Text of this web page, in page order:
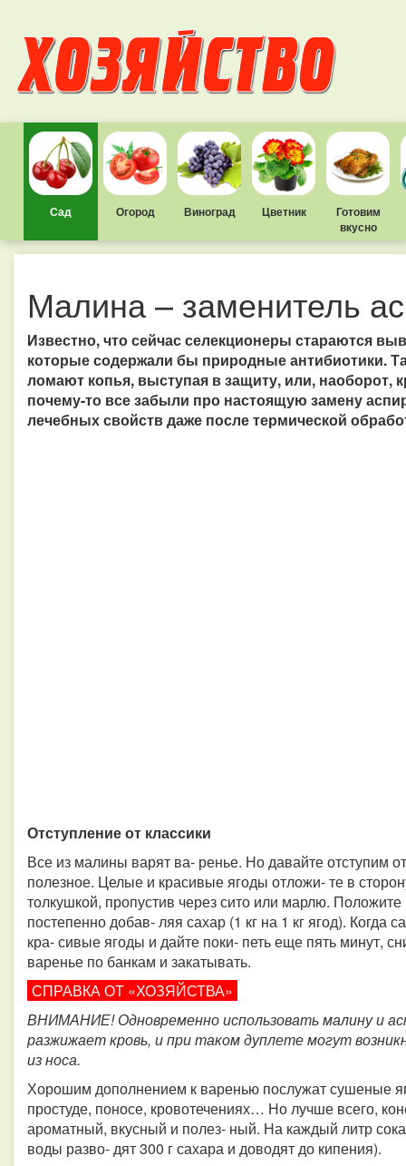
Сад Огород Виноград Цветник
Готовим
вкусно
Малина – заменитель
Известно, что сейчас селекционеры стараются
которые содержали бы природные антибиотики.
ломают копья, выступая в защиту, или, наоборот,
почему-то все забыли про настоящую замену
лечебных свойств даже после термической
Отступление от классики
Все из малины варят ва- ренье. Но давайте отступим
полезное. Целые и красивые ягоды отложи- те в
толкушкой, пропустив через сито или марлю.
постепенно добав- ляя сахар (1 кг на 1 кг ягод). Когда
кра- сивые ягоды и дайте поки- петь еще пять минут,
варенье по банкам и закатывать.
СПРАВКА ОТ «ХОЗЯЙСТВА»
ВНИМАНИЕ! Одновременно использовать малину и
разжижает кровь, и при таком дуплете могут
из носа.
Хорошим дополнением к варенью послужат сушеные
простуде, поносе, кровотечениях… Но лучше всего,
ароматный, вкусный и полез- ный. На каждый литр
воды разво- дят 300 г сахара и доводят до кипения).